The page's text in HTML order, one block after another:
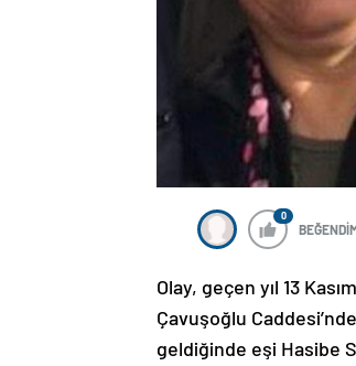
0
Olay, geçen yıl 13
Çavuşoğlu
geldiğinde eşi Hasibe